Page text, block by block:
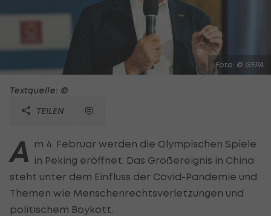
Foto: © GEPA
Textquelle: ©
TEILEN
A m 4. Februar werden die Olympischen Spiele
in Peking eröffnet. Das Großereignis in China
steht unter dem Einfluss der Covid-Pandemie und
Themen wie Menschenrechtsverletzungen und
politischem Boykott.